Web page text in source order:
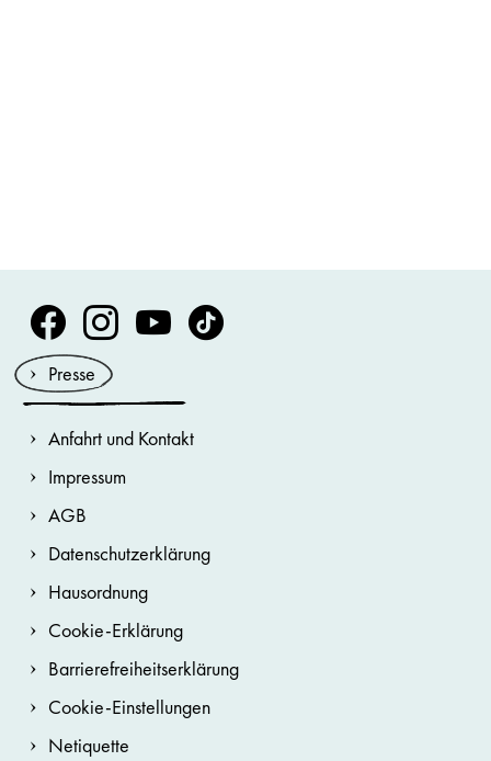
Volksoper Facebook
Volksoper Instagram
Volksoper Youtube
Volksoper TikTok
Presse
Anfahrt und Kontakt
Impressum
AGB
Datenschutzerklärung
Hausordnung
Cookie-Erklärung
Barrierefreiheitserklärung
Cookie-Einstellungen
Netiquette